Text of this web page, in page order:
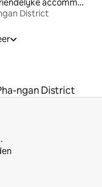
Gezinsvriendelijke accommodaties
District
ngan District